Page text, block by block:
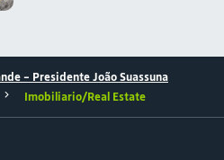
– Presidente João Suassuna
Imobiliario/Real Estate